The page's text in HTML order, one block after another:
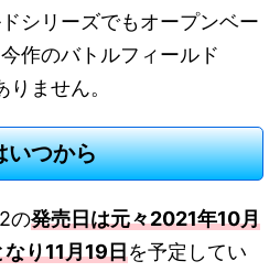
シリーズでもオープンベー
作のバトルフィールド
ません。
いつから
の発売日は元々2021年10月
り11月19日を予定してい